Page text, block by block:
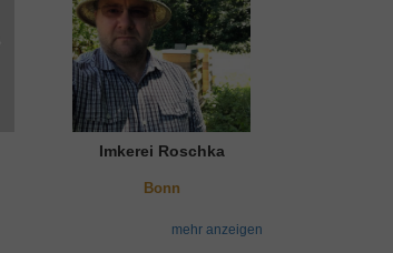
Imkerei Roschka
Bonn
mehr anzeigen